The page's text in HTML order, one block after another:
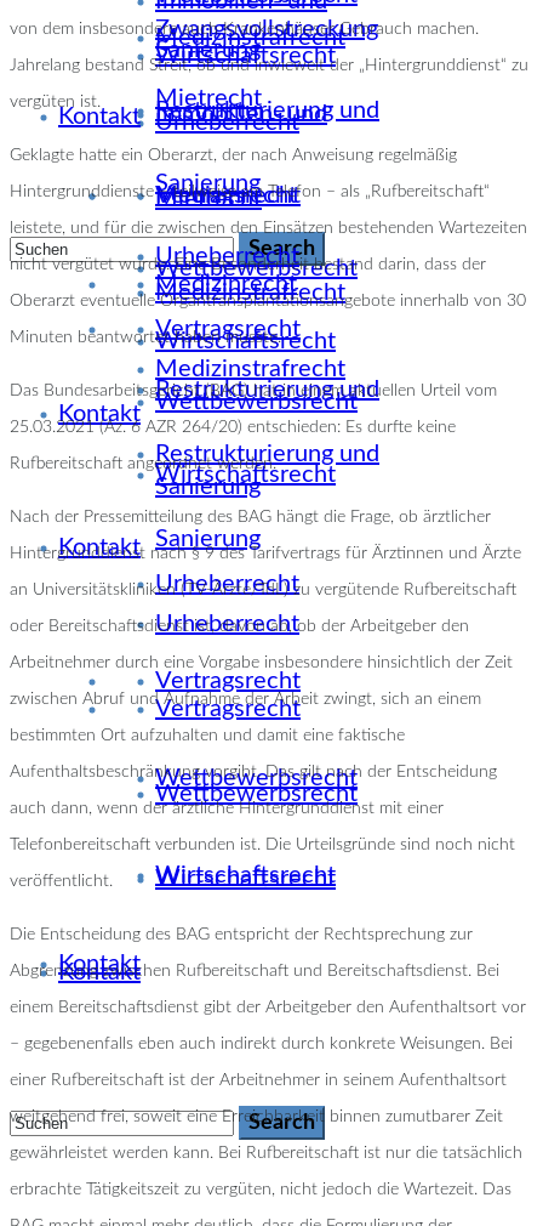
Mietrecht
Medizinrecht
Medizinstrafrecht
Restrukturierung und
Sanierung
Urheberrecht
Vertragsrecht
Wettbewerbsrecht
Wirtschaftsrecht
Kontakt
Zwangsvollstreckung
Immobilien- und
Mietrecht
Medizinrecht
Medizinstrafrecht
Restrukturierung und
Sanierung
Urheberrecht
Vertragsrecht
Wettbewerbsrecht
Wirtschaftsrecht
Kontakt
Sanierung
Urheberrecht
Vertragsrecht
Wettbewerbsrecht
Wirtschaftsrecht
Kontakt
Wirtschaftsrecht
Kontakt
Medizinstrafrecht
Restrukturierung und
Sanierung
Urheberrecht
Vertragsrecht
Wettbewerbsrecht
Wirtschaftsrecht
Kontakt
von dem insbesondere auch Krankenhäuser Gebrauch machen.
Jahrelang bestand Streit, ob und inwieweit der „Hintergrunddienst“ zu
vergüten ist.
Geklagte hatte ein Oberarzt, der nach Anweisung regelmäßig
Hintergrunddienste – teilweise am Telefon – als „Rufbereitschaft“
leistete, und für die zwischen den Einsätzen bestehenden Wartezeiten
nicht vergütet wurde. Eine Besonderheit bestand darin, dass der
Oberarzt eventuelle Organtransplantationsangebote innerhalb von 30
Minuten beantwortet haben musste.
Das Bundesarbeitsgericht (BAG) hat in einem aktuellen Urteil vom
25.03.2021 (Az. 6 AZR 264/20) entschieden: Es durfte keine
Rufbereitschaft angeordnet werden.
Nach der Pressemitteilung des BAG hängt die Frage, ob ärztlicher
Hintergrunddienst nach § 9 des Tarifvertrags für Ärztinnen und Ärzte
an Universitätskliniken (TV-Ärzte/TdL) zu vergütende Rufbereitschaft
oder Bereitschaftsdienst ist, davon ab, ob der Arbeitgeber den
Arbeitnehmer durch eine Vorgabe insbesondere hinsichtlich der Zeit
zwischen Abruf und Aufnahme der Arbeit zwingt, sich an einem
bestimmten Ort aufzuhalten und damit eine faktische
Aufenthaltsbeschränkung vorgibt. Das gilt nach der Entscheidung
auch dann, wenn der ärztliche Hintergrunddienst mit einer
Telefonbereitschaft verbunden ist. Die Urteilsgründe sind noch nicht
veröffentlicht.
Die Entscheidung des BAG entspricht der Rechtsprechung zur
Abgrenzung zwischen Rufbereitschaft und Bereitschaftsdienst. Bei
einem Bereitschaftsdienst gibt der Arbeitgeber den Aufenthaltsort vor
– gegebenenfalls eben auch indirekt durch konkrete Weisungen. Bei
einer Rufbereitschaft ist der Arbeitnehmer in seinem Aufenthaltsort
weitgehend frei, soweit eine Erreichbarkeit binnen zumutbarer Zeit
gewährleistet werden kann. Bei Rufbereitschaft ist nur die tatsächlich
erbrachte Tätigkeitszeit zu vergüten, nicht jedoch die Wartezeit. Das